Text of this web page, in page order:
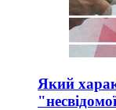
Який